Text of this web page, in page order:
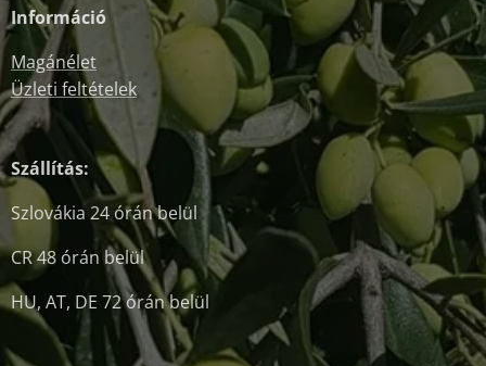
Információ
Magánélet
Üzleti feltételek
Szállítás:
Szlovákia 24 órán belül
CR 48 órán belül
HU, AT, DE 72 órán belül